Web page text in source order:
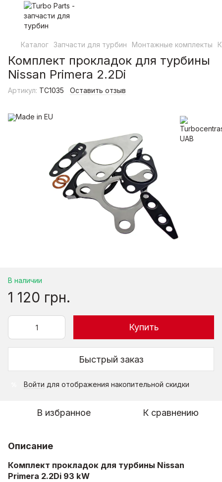
Каталог Запчасти для турбин Монтажные комплекты
Комплект прокладок для турбины
Nissan Primera 2.2Di
Артикул: TC1035 Оставить отзыв
В наличии
1 120 грн.
Купить
Быстрый заказ
Войти для отображения накопительной скидки
В избранное К сравнению
Описание
Комплект прокладок для турбины Nissan
Primera 2.2Di 93 kW